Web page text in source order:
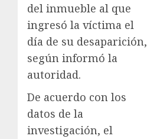
del inmueble al que
ingresó la víctima el
día de su desaparición,
según informó la
autoridad.
De acuerdo con los
datos de la
investigación, el